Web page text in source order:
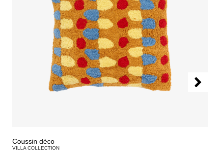
Coussin déco
VILLA COLLECTION